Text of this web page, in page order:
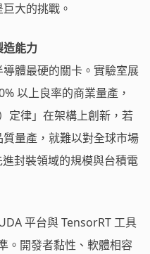
大的挑戰。
造能力
體最硬的關卡。實驗室展
以上良率的商業量產，
定律」在架構上創新，若
量產，就難以對全球市場
封裝領域的規模與台積電
平台與 TensorRT 工具
。開發者黏性、軟體相容